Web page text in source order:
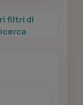
filtri di